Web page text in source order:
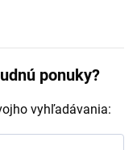
ponuky?
vyhľadávania: